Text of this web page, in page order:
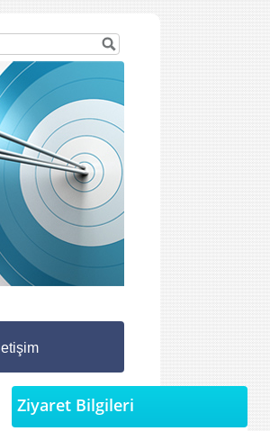
İletişim
Ziyaret Bilgileri